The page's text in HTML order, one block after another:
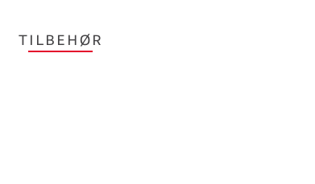
TILBEHØR